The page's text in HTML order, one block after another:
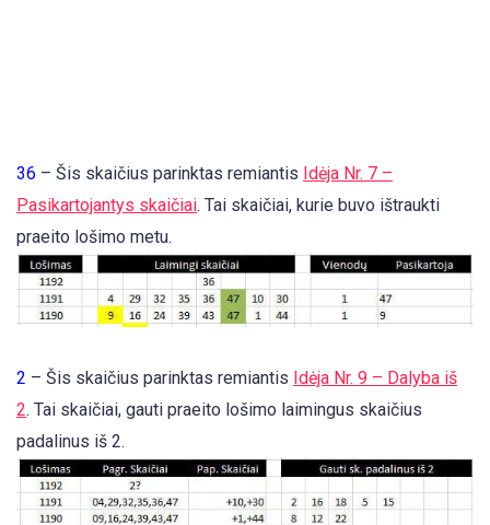
36 – Šis skaičius parinktas remiantis Idėja Nr. 7 –
Pasikartojantys skaičiai. Tai skaičiai, kurie buvo ištraukti
praeito lošimo metu.
2 – Šis skaičius parinktas remiantis Idėja Nr. 9 – Dalyba iš
2. Tai skaičiai, gauti praeito lošimo laimingus skaičius
padalinus iš 2.